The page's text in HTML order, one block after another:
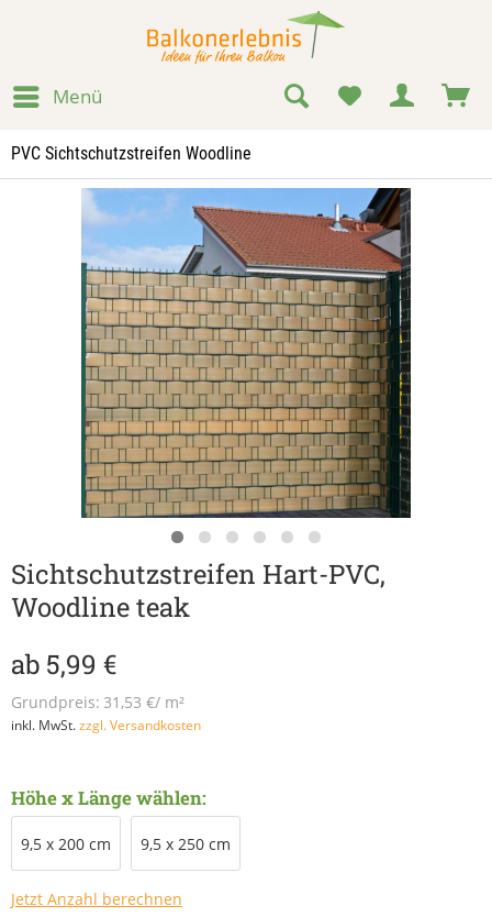
Menü
PVC Sichtschutzstreifen Woodline
Sichtschutzstreifen Hart-PVC,
Woodline teak
ab 5,99 €
Grundpreis: 31,53 €/ m²
inkl. MwSt.zzgl. Versandkosten
Höhe x Länge wählen:
9,5 x 200 cm 9,5 x 250 cm
Jetzt Anzahl berechnen